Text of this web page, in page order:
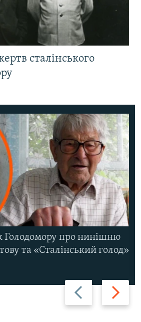
сталінського
Назад Вперед
Голодомору про нинішню
та «Сталінський голод»